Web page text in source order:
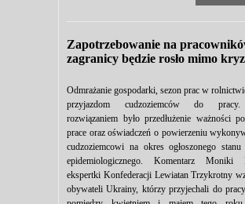
Zapotrzebowanie na
zagranicy będzie rosło mimo
Odmrażanie gospodarki, sezon prac w
przyjazdom cudzoziemców do
rozwiązaniem było przedłużenie ważności
prace oraz oświadczeń o powierzeniu
cudzoziemcowi na okres ogłoszonego stanu
epidemiologicznego. Komentarz Moniki
ekspertki Konfederacji Lewiatan Trzykrotny
obywateli Ukrainy, którzy przyjechali do